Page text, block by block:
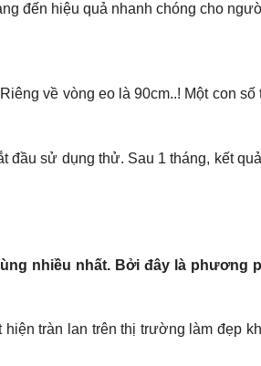
đến hiệu quả nhanh chóng cho
về vòng eo là 90cm..! Một con
sử dụng thử. Sau 1 tháng, kết
nhiều nhất. Bởi đây là phương
tràn lan trên thị trường làm đẹp